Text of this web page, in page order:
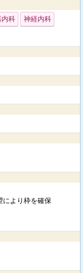
科 神経内科
より枠を確保